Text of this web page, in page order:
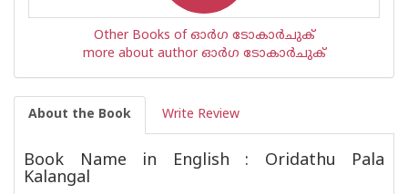
Other Books of ഓര്‍ഗ ടോകാര്‍ചുക്
more about author ഓര്‍ഗ ടോകാര്‍ചുക്
About the Book Write Review
Book Name in English : Oridathu Pala
Kalangal